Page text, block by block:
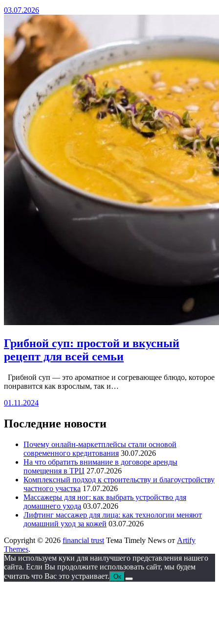
03.07.2026
Грибной суп: простой и вкусный
рецепт для всей семьи
Грибной суп — это ароматное и согревающее блюдо, которое
понравится как взрослым, так и…
01.11.2024
Последние новости
Почему онлайн-маркетплейсы стали основой
современного кредитования 30.07.2026
На что обратить внимание в договоре аренды
помещения в ТРЦ 27.07.2026
Комплексный подход к строительству и благоустройству
частного участка 17.07.2026
Массажеры для ног: как выбрать устройство для
домашнего ухода 03.07.2026
Лифтинг массажер для лица: как технологии меняют
домашний уход за кожей 03.07.2026
Copyright © 2026 financial trust Тема Timely News от Artify
Themes.
Мы используем куки для наилучшего представления нашего
сайта. Если Вы продолжите использовать сайт, мы будем
считать что Вас это устраивает. Ок